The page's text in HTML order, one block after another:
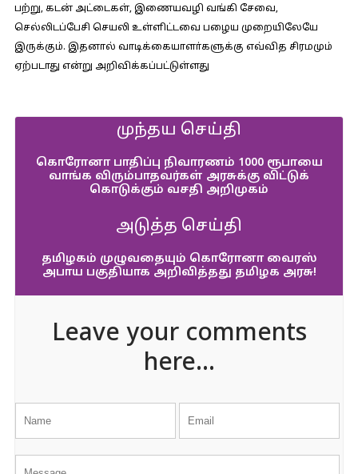
பற்று, கடன் அட்டைகள், இணையவழி வங்கி சேவை,
செல்லிடப்பேசி செயலி உள்ளிட்டவை பழைய முறையிலேயே
இருக்கும். இதனால் வாடிக்கையாளா்களுக்கு எவ்வித சிரமமும்
ஏற்படாது என்று அறிவிக்கப்பட்டுள்ளது
முந்தய செய்தி
கொரோனா பாதிப்பு நிவாரணம் 1000 ரூபாயை
வாங்க விரும்பாதவர்கள் அரசுக்கு விட்டுக்
கொடுக்கும் வசதி அறிமுகம்
அடுத்த செய்தி
தமிழகம் முழுவதையும் கொரோனா வைரஸ்
அபாய பகுதியாக அறிவித்தது தமிழக அரசு!
Leave your comments
here...